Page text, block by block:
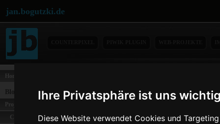
Ihre Privatsphäre ist uns
Diese Website verwendet Cookies und
jan.bogutzki.de
Home
Blog-Themen
Projekte
Coingalery
Das Ende des
eingerichtete Seite ist